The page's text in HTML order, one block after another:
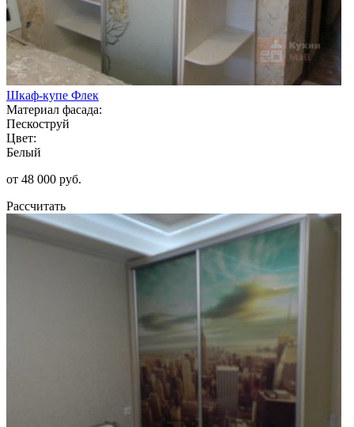
Шкаф-купе Флек
Материал фасада:
Пескоструй
Цвет:
Белый
от 48 000 руб.
Рассчитать